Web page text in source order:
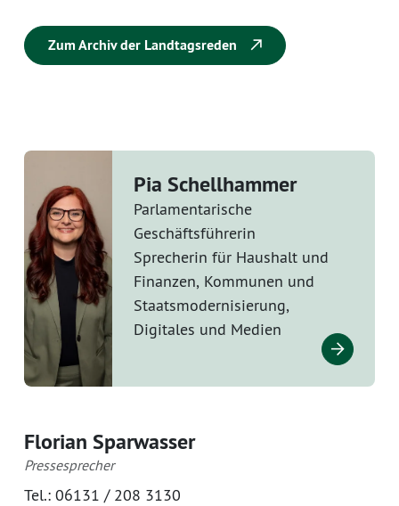
Zum Archiv der Landtagsreden
Pia Schellhammer
Parlamentarische
Geschäftsführerin
Sprecherin für Haushalt und
Finanzen, Kommunen und
Staatsmodernisierung,
Digitales und Medien
Florian Sparwasser
Pressesprecher
Tel.: 06131 / 208 3130